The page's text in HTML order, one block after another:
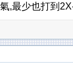
,最少也打到